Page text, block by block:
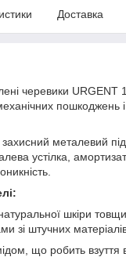
Доставка
черевики URGENT
пошкоджень
металевий
устілка,
натуральної шкіри
зі штучних
що робить взуття